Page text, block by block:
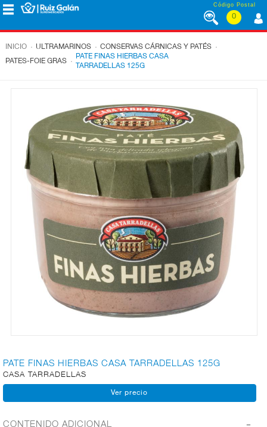
Saltar al contenido Código Postal
0
CORPORATIVO
DESAYUNO
MERIENDA
AL
INICIO . ULTRAMARINOS . CONSERVAS CÁRNICAS Y PATÉS .
PATES-FOIE GRAS .
PATE FINAS HIERBAS CASA
TARRADELLAS 125G
PATE FINAS HIERBAS CASA TARRADELLAS 125G
CASA TARRADELLAS
CONTENIDO ADICIONAL